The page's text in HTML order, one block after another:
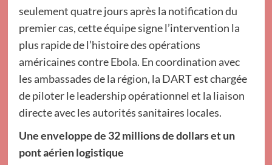
seulement quatre jours après la notification du
premier cas, cette équipe signe l’intervention la
plus rapide de l’histoire des opérations
américaines contre Ebola. En coordination avec
les ambassades de la région, la DART est chargée
de piloter le leadership opérationnel et la liaison
directe avec les autorités sanitaires locales.
Une enveloppe de 32 millions de dollars et un
pont aérien logistique